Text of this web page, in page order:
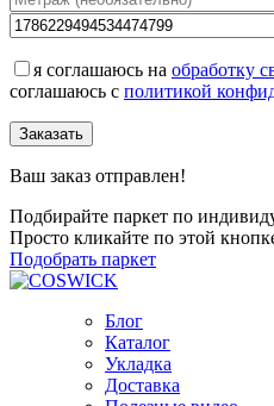
я соглашаюсь на обработку
соглашаюсь с политикой
Заказать
Ваш заказ отправлен!
Подбирайте паркет по
Просто кликайте по этой
Подобрать паркет
Блог
Каталог
Укладка
Доставка